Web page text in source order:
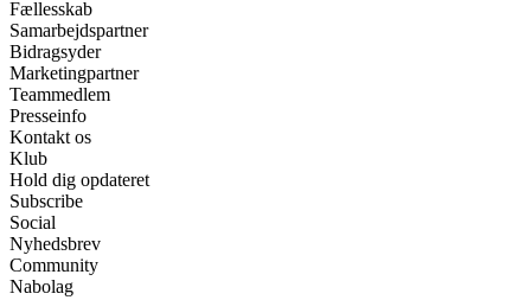
Fællesskab
Samarbejdspartner
Bidragsyder
Marketingpartner
Teammedlem
Presseinfo
Kontakt os
Klub
Hold dig opdateret
Subscribe
Social
Nyhedsbrev
Community
Nabolag